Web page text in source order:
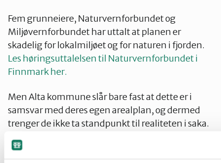
Fem grunneiere, Naturvernforbundet og
Miljøvernforbundet har uttalt at planen er
skadelig for lokalmiljøet og for naturen i fjorden.
Les høringsuttalelsen til Naturvernforbundet i
Finnmark her.
Men Alta kommune slår bare fast at dette er i
samsvar med deres egen arealplan, og dermed
trenger de ikke ta standpunkt til realiteten i saka.
Vi gjengir her brevet som Alta kommune